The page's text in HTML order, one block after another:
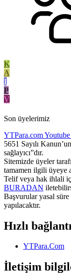
K
A
I
P
V
Son üyelerimiz
YTPara.com
5651 Sayılı
sağlayıcı”dır.
Sitemizde üyeler
tamamen ilgili üyeye
Telif veya hak ihlali
BURADAN
Başvurular yasal
yapılacaktır.
Hızlı
YTPara.Com
İletişim